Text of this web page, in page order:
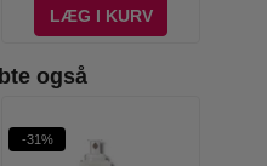
LÆG I KURV
også
-31%